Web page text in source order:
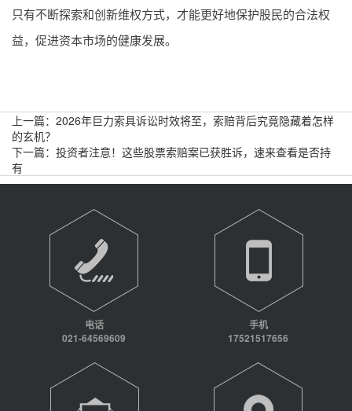
只有不断探索和创新维权方式，才能更好地保护股民的合法权
益，促进资本市场的健康发展。
上一篇： 2026年巨力索具诉讼时效将至，索赔背后究竟隐藏着怎样
的玄机？
下一篇： 投资者注意！这些股票索赔案已获胜诉，速来查看是否持
有
电话
021-64569609
手机
17521517656